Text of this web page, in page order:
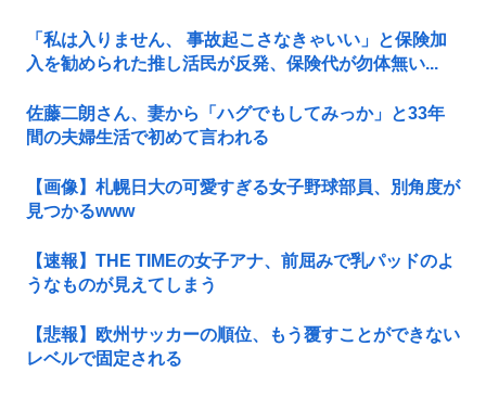
「私は入りません、 事故起こさなきゃいい」と保険加
入を勧められた推し活民が反発、保険代が勿体無い...
佐藤二朗さん、妻から「ハグでもしてみっか」と33年
間の夫婦生活で初めて言われる
【画像】札幌日大の可愛すぎる女子野球部員、別角度が
見つかるwww
【速報】THE TIMEの女子アナ、前屈みで乳パッドのよ
うなものが見えてしまう
【悲報】欧州サッカーの順位、もう覆すことができない
レベルで固定される